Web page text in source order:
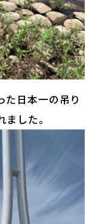
た日本一の吊り
した。